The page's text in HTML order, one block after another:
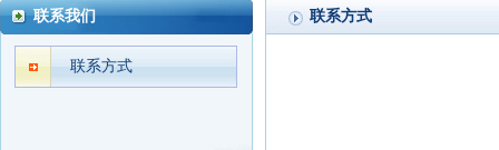
联系我们
联系方式
联系方式